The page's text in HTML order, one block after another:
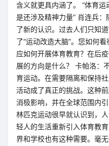
含义就更具内涵了。 “体育
是还涉及精神力量” 肖连兵
了新的认识。过去人们只知
了“运动改造大脑”。您如何
应如何开展体育教育？在后
展的方向是什么？ 卡帕洛：
育运动。在需要隔离和保持
活动成了真正的挑战。这种
消极影响，并在全球范围内
林匹克运动很早就认识到，
轻人的生活重新引入体育教
界和学校也有这种需要。毫